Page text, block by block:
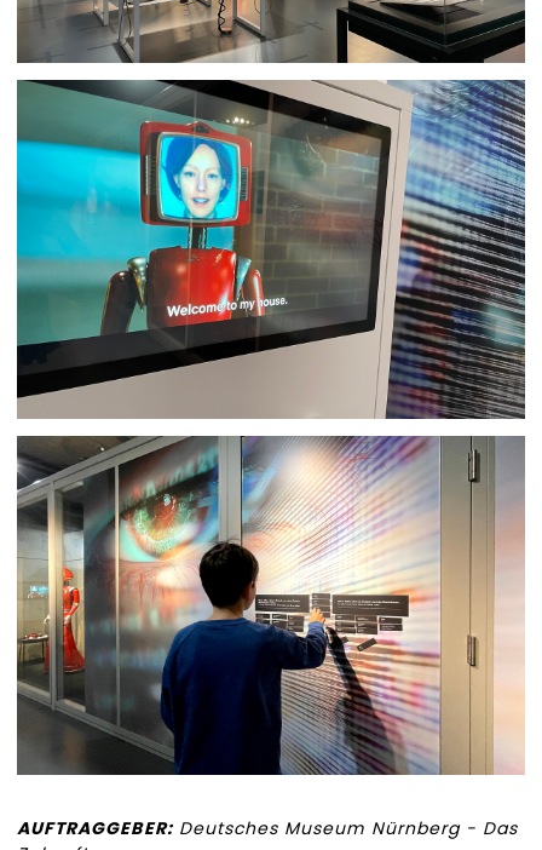
AUFTRAGGEBER:Deutsches Museum Nürnberg - Das